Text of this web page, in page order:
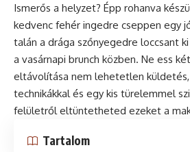
Ismerős a helyzet? Épp rohanva
kedvenc fehér ingedre cseppen egy
talán a drága szőnyegedre loccsant
a vasárnapi brunch közben. Ne ess
eltávolítása nem lehetetlen
technikákkal és egy kis türelemmel
felületről eltüntetheted ezeket a
Tartalom